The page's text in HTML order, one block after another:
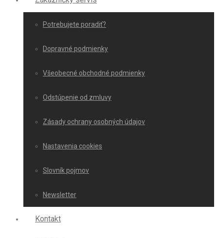
Potrebujete poradiť?
Dopravné podmienky
Všeobecné obchodné podmienky
Odstúpenie od zmluvy
Zásady ochrany osobných údajov
Nastavenia cookies
Slovník pojmov
Newsletter
Kontakt